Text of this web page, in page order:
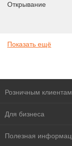
Открывание
Показать ещё
Розничным клиентам
Для бизнеса
Полезная